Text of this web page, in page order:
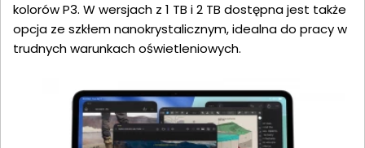
kolorów P3. W wersjach z 1 TB i 2 TB dostępna jest także
opcja ze szkłem nanokrystalicznym, idealna do pracy w
trudnych warunkach oświetleniowych.